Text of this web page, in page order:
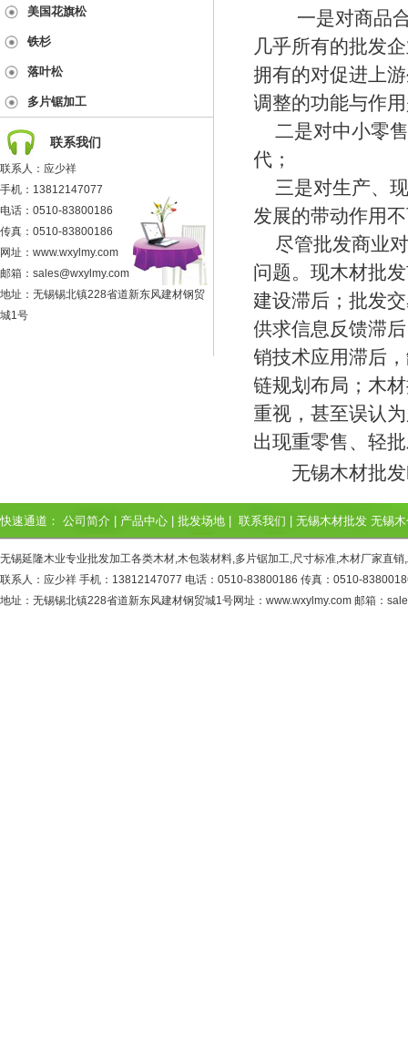
美国花旗松
铁杉
落叶松
多片锯加工
联系我们
联系人：应少祥
手机：13812147077
电话：0510-83800186
传真：0510-83800186
网址：www.wxylmy.com
邮箱：sales@wxylmy.com
地址：无锡锡北镇228省道新东风建材钢贸
城1号
一是对商品
几乎所有的批发
拥有的对促进上
调整的功能与作
二是对中小零售
代；
三是对生产、现
发展的带动作用
尽管批发商业对
问题。现木材批
建设滞后；批发
供求信息反馈滞
销技术应用滞后
链规划布局；木
重视，甚至误认
出现重零售、轻
无锡木材批发
快速通道： 公司简介 产品中心 批发场地 联系我们 无锡木材批发 无锡
无锡延隆木业专业批发加工各类木材,木包装材料,多片锯加工,尺寸标准,木材厂家直销
联系人：应少祥 手机：13812147077 电话：0510-83800186 传真：0510-
地址：无锡锡北镇228省道新东风建材钢贸城1号网址：www.wxylmy.com 邮箱：